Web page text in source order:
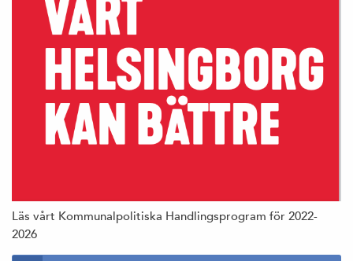
Läs vårt Kommunalpolitiska Handlingsprogram för 2022-
2026